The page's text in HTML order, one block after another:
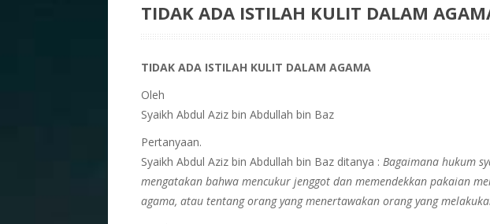
TIDAK ADA ISTILAH KULIT DALAM
TIDAK ADA ISTILAH KULIT DALAM AGAMA
Oleh
Syaikh Abdul Aziz bin Abdullah bin Baz
Pertanyaan.
Syaikh Abdul Aziz bin Abdullah bin Baz ditanya : Bagaimana hukum
mengatakan bahwa mencukur jenggot dan memendekkan pakaian
agama, atau tentang orang yang menertawakan orang yang